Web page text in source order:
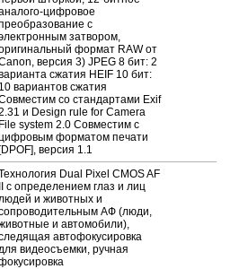
цифровое
с
затвором,
формат RAW от
версия 3) JPEG 8 бит: 2
сжатия HEIF 10 бит:
10 вариантов сжатия
со стандартами Exif
и Design rule for Camera
File system 2.0 Совместим с
форматом печати
[DPOF], версия 1.1
Dual Pixel CMOS AF
II с определением глаз и лиц
и животных и
АФ (люди,
и автомобили),
автофокусировка
видеосъемки, ручная